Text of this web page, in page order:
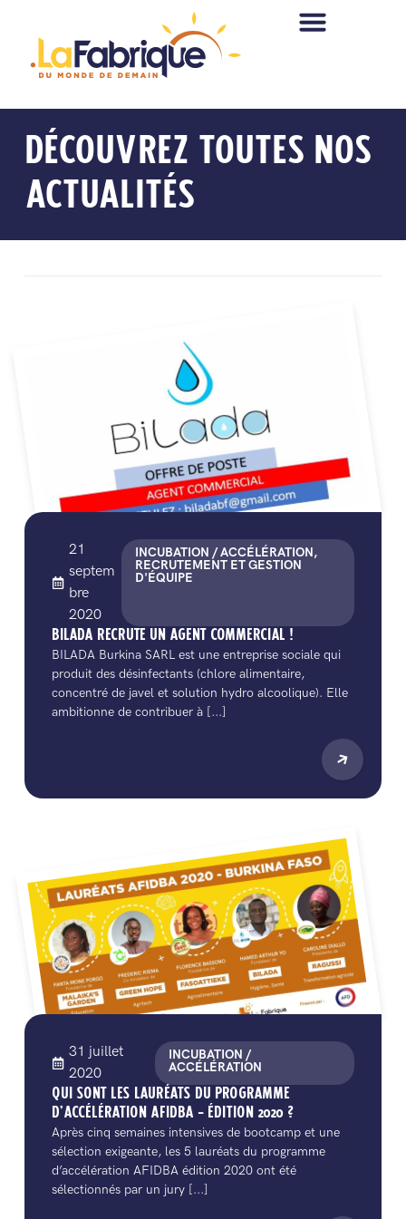
DÉCOUVREZ TOUTES NOS
ACTUALITÉS
21
septem
bre
2020
INCUBATION / ACCÉLÉRATION,
RECRUTEMENT ET GESTION
D'ÉQUIPE
BILADA RECRUTE UN AGENT COMMERCIAL !
BILADA Burkina SARL est une entreprise sociale qui
produit des désinfectants (chlore alimentaire,
concentré de javel et solution hydro alcoolique). Elle
ambitionne de contribuer à [...]
31 juillet
2020
INCUBATION /
ACCÉLÉRATION
QUI SONT LES LAURÉATS DU PROGRAMME
D’ACCÉLÉRATION AFIDBA – ÉDITION 2020 ?
Après cinq semaines intensives de bootcamp et une
sélection exigeante, les 5 lauréats du programme
d’accélération AFIDBA édition 2020 ont été
sélectionnés par un jury [...]